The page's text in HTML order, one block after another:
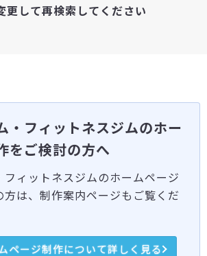
更して再検索してください
・フィットネスジムのホー
をご検討の方へ
フィットネスジムのホームページ
方は、制作案内ページもご覧くだ
ページ制作について詳しく見る